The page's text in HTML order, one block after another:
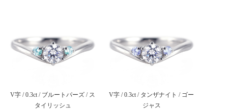
V字 / 0.3ct / ブルートパーズ / ス
タイリッシュ
V字 / 0.3ct / タンザナイト / ゴー
ジャス